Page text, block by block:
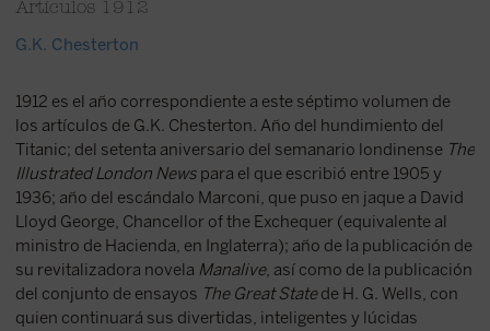
Artículos 1912
G.K. Chesterton
1912 es el año correspondiente a este séptimo volumen de
los artículos de G.K. Chesterton. Año del hundimiento del
Titanic; del setenta aniversario del semanario londinense The
Illustrated London Newspara el que escribió entre 1905 y
1936; año del escándalo Marconi, que puso en jaque a David
Lloyd George, Chancellor of the Exchequer (equivalente al
ministro de Hacienda, en Inglaterra); año de la publicación de
su revitalizadora novela Manalive, así como de la publicación
del conjunto de ensayos The Great Statede H. G. Wells, con
quien continuará sus divertidas, inteligentes y lúcidas